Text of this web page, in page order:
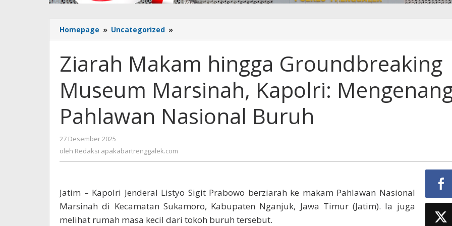
Homepage » Uncategorized »
Makam
Groundbreaking
Museum
Marsinah,
Kapolri:
Pahlawan
Nasional
Ziarah Makam hingga Groundbreaking
Museum Marsinah, Kapolri:
Pahlawan Nasional Buruh
27 Desember 2025
Redaksi
apakabartrenggalek.com
oleh Redaksi apakabartrenggalek.com
Jatim – Kapolri Jenderal Listyo Sigit Prabowo berziarah ke makam Pahlawan Nasional
Marsinah di Kecamatan Sukamoro, Kabupaten Nganjuk, Jawa Timur (Jatim). Ia juga
melihat rumah masa kecil dari tokoh buruh tersebut.